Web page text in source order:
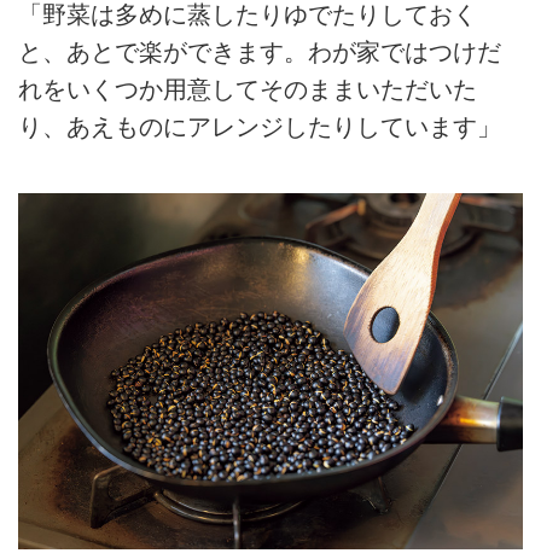
「野菜は多めに蒸したりゆでたりしておく
と、あとで楽ができます。わが家ではつけだ
れをいくつか用意してそのままいただいた
り、あえものにアレンジしたりしています」